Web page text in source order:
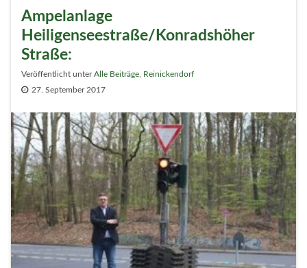
Ampelanlage
Heiligenseestraße/Konradshöher
Straße:
Veröffentlicht unterAlle Beiträge
Reinickendorf
27. September 2017